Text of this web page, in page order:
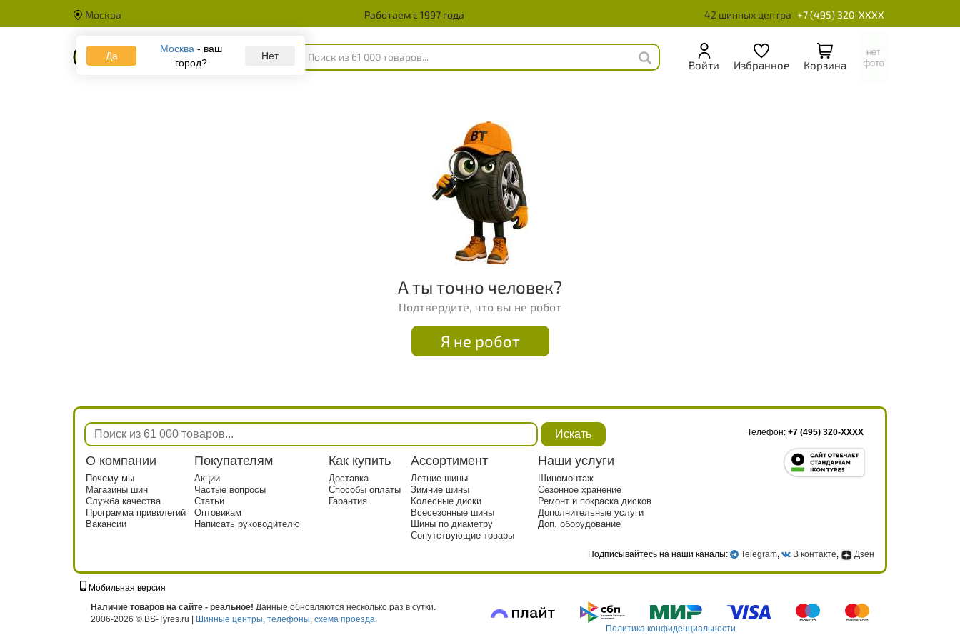
Москва Работаем с 1997 года 42 шинных центра +7 (495) 320-XXXX
Да
Москва - ваш
город?
Нет
Каталог
Войти Избранное Корзина
А ты точно человек?
Подтвердите, что вы не робот
Я не робот
Искать
О компании
Почему мы
Магазины шин
Служба качества
Программа привилегий
Вакансии
Покупателям
Акции
Частые вопросы
Статьи
Оптовикам
Написать руководителю
Как купить
Доставка
Способы оплаты
Гарантия
Ассортимент
Летние шины
Зимние шины
Колесные диски
Всесезонные шины
Шины по диаметру
Сопутствующие товары
Наши услуги
Шиномонтаж
Сезонное хранение
Ремонт и покраска дисков
Дополнительные услуги
Доп. оборудование
Телефон: +7 (495) 320-XXXX
Подписывайтесь на наши каналы: Telegram, В контакте, Дзен
Мобильная версия
Наличие товаров на сайте - реальное! Данные обновляются несколько раз в сутки.
2006-2026 © BS-Tyres.ru |
Шинные центры, телефоны, схема проезда.
Политика конфиденциальности